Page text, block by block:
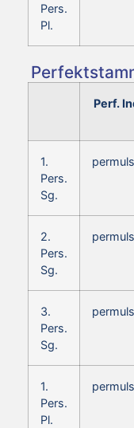
Pers.
Pl.
Perf.
1.
Pers.
Sg.
2.
Pers.
Sg.
3.
Pers.
Sg.
1.
Pers.
Pl.